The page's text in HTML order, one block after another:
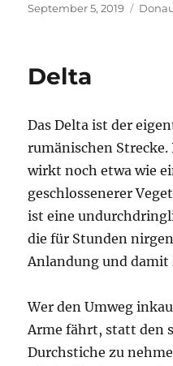
Veröffentlicht
September 5, 2019
Delta
Das Delta ist der
rumänischen Strecke.
wirkt noch etwa wie
geschlossenerer
ist eine
die für Stunden
Anlandung und damit
Wer den Umweg
Arme fährt, statt den
Durchstiche zu